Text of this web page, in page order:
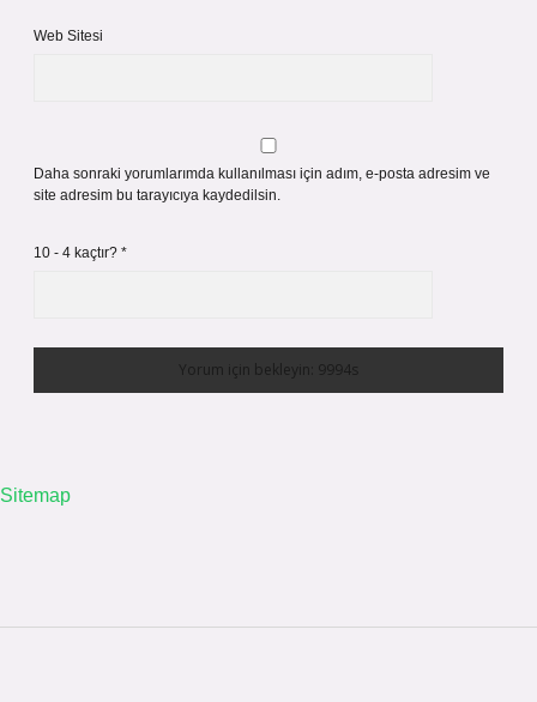
Web Sitesi
Daha sonraki yorumlarımda kullanılması için adım, e-posta adresim ve
site adresim bu tarayıcıya kaydedilsin.
10 - 4 kaçtır? *
Sitemap